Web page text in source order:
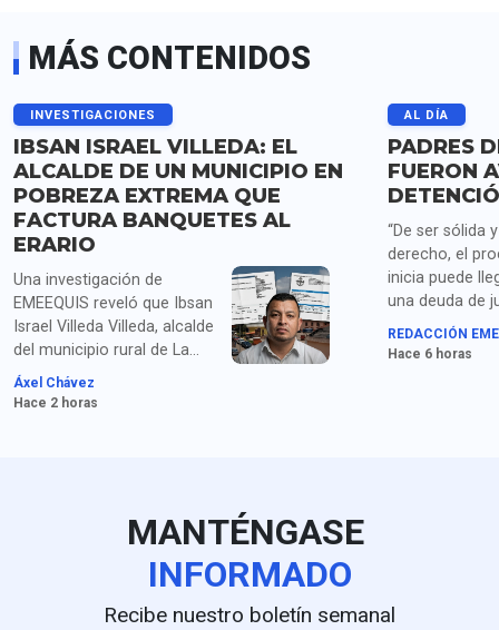
MÁS CONTENIDOS
INVESTIGACIONES
IBSAN ISRAEL VILLEDA: EL
ALCALDE DE UN MUNICIPIO EN
POBREZA EXTREMA QUE
FACTURA BANQUETES AL
ERARIO
Una investigación de
EMEEQUIS reveló que Ibsan
Israel Villeda Villeda, alcalde
del municipio rural de La
Misión, Hidalgo, ha cargado
al erario decenas de miles
documentos". La revisión a
su administración (2024-
2027) expone severas
anomalías contables:
Áxel Chávez
Hace 2 horas
AL DÍA
PADRES
FUERON
“De ser sólida
derecho, el
inicia puede
una deuda de
las familias de
estudiantes
REDACCIÓN
Hace 6 horas
MANTÉNGASE
INFORMADO
Recibe nuestro boletín semanal